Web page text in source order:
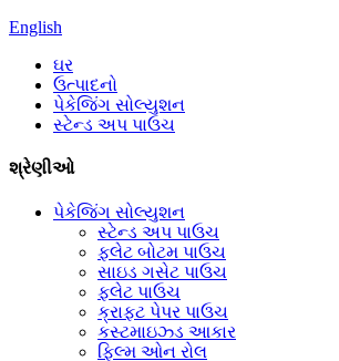
English
ઘર
ઉત્પાદનો
પેકેજિંગ સોલ્યુશન
સ્ટેન્ડ અપ પાઉચ
શ્રેણીઓ
પેકેજિંગ સોલ્યુશન
સ્ટેન્ડ અપ પાઉચ
ફ્લેટ બોટમ પાઉચ
સાઇડ ગસેટ પાઉચ
ફ્લેટ પાઉચ
ક્રાફ્ટ પેપર પાઉચ
કસ્ટમાઇઝ્ડ આકાર
ફિલ્મ ઓન રોલ